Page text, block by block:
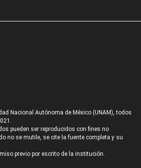
Nacional Autónoma de México (UNAM), todos
pueden ser reproducidos con fines no
no se mutile, se cite la fuente completa y su
previo por escrito de la institución.